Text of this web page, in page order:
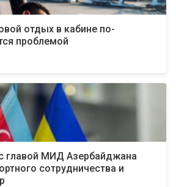
отдых в кабине по-
проблемой
главой МИД Азербайджана
сотрудничества и